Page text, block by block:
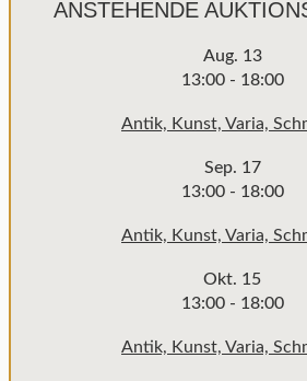
ANSTEHENDE
Aug. 13
13:00- 18:00
Antik, Kunst, Varia,
Sep. 17
13:00- 18:00
Antik, Kunst, Varia,
Okt. 15
13:00- 18:00
Antik, Kunst, Varia,